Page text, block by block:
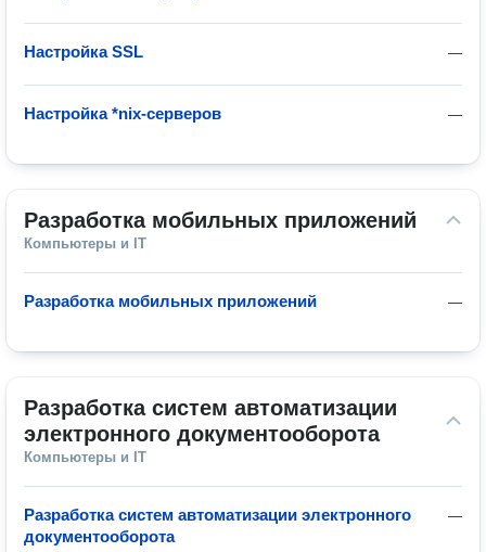
—
Настройка SSL
—
Настройка *nix-серверов
Разработка мобильных приложений
Компьютеры и IT
—
Разработка мобильных приложений
Разработка систем автоматизации
электронного документооборота
Компьютеры и IT
—
Разработка систем автоматизации электронного
документооборота